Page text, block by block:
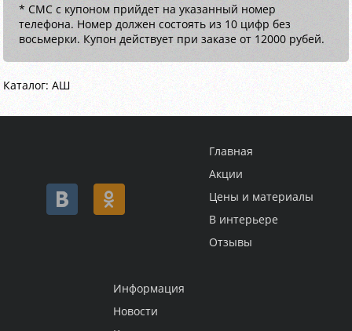
* СМС с купоном прийдет на указанный номер
телефона. Номер должен состоять из 10 цифр без
восьмерки. Купон действует при заказе от 12000 рубей.
Каталог: АШ
Главная
Акции
Цены и материалы
В интерьере
Отзывы
Информация
Новости